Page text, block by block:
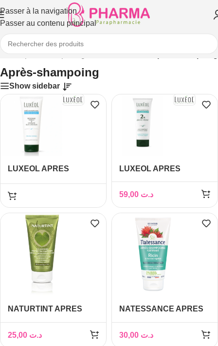
Passer à la navigation
Passer au contenu principal
/Après-shampooing, soin des cheveux/Après-shampoing
Après-shampoing
Show sidebar
LUXEOL APRES
FORTIFIANT 200ML
LUXEOL APRES
VOLUMATEUR 200ML
د.ت
NATURTINT APRES
PROTECTEUR
CHEVEUX COLORES
د.ت
NATESSANCE APRES
150 ML
د.ت